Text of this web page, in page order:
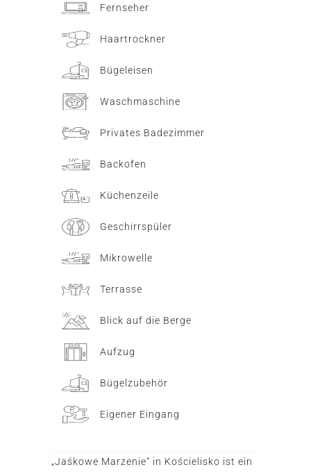
Fernseher
Haartrockner
Bügeleisen
Waschmaschine
Privates Badezimmer
Backofen
Küchenzeile
Geschirrspüler
Mikrowelle
Terrasse
Blick auf die Berge
Aufzug
Bügelzubehör
Eigener Eingang
„Jaśkowe Marzenie“ in Kościelisko ist ein